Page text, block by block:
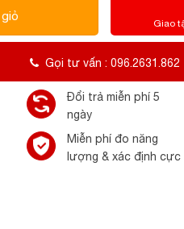
Giao
Gọi tư vấn : 096.2631.862
Đổi trả miễn phí 5
ngày
Miễn phí đo năng
lượng & xác định cực